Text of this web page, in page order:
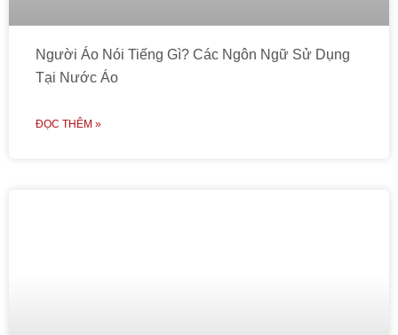
Người Áo Nói Tiếng Gì? Các Ngôn Ngữ Sử Dụng
Tại Nước Áo
ĐỌC THÊM »